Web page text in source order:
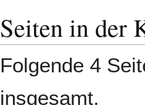
Seiten in der
Folgende 4
insgesamt.